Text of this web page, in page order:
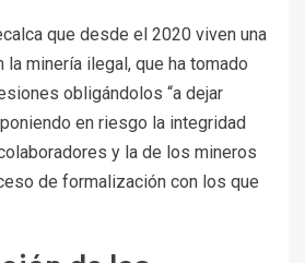
que desde el 2020 viven una
la minería ilegal, que ha tomado
obligándolos “a dejar
en riesgo la integridad
y la de los mineros
de formalización con los que